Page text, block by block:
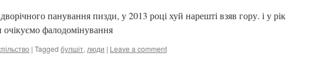
панування пизди, у 2013 році хуй нарешті взяв гору. і у рік
фалодомінування
| Tagged булшіт, люди | Leave a comment